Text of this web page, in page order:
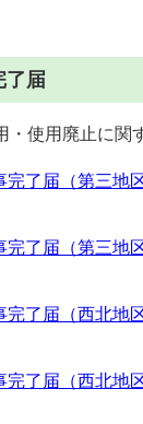
了届
・使用廃止に関
完了届（第三地
完了届（第三地
完了届（西北地
完了届（西北地